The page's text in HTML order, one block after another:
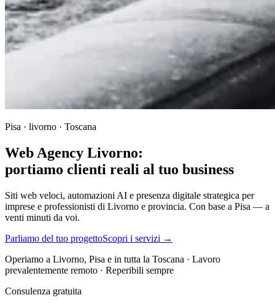
Pisa · livorno · Toscana
Web Agency Livorno:
portiamo clienti reali al tuo business
Siti web veloci, automazioni AI e presenza digitale strategica per
imprese e professionisti di Livorno e provincia. Con base a Pisa — a
venti minuti da voi.
Parliamo del tuo progettoScopri i servizi →
Operiamo a Livorno, Pisa e in tutta la Toscana · Lavoro
prevalentemente remoto · Reperibili sempre
Consulenza gratuita